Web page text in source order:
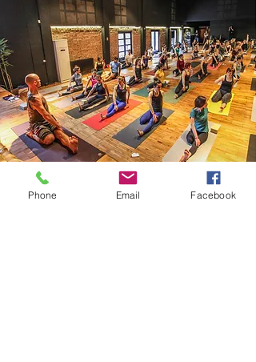
Phone Email Facebook